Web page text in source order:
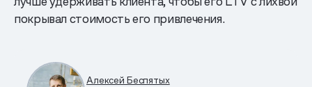
покрывал стоимость его привлечения.
Алексей Беспятых